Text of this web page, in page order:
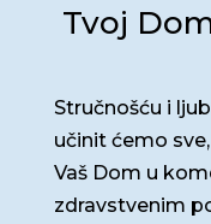
Tvoj
Stručnošću i
učinit ćemo
Vaš Dom u
zdravstvenim